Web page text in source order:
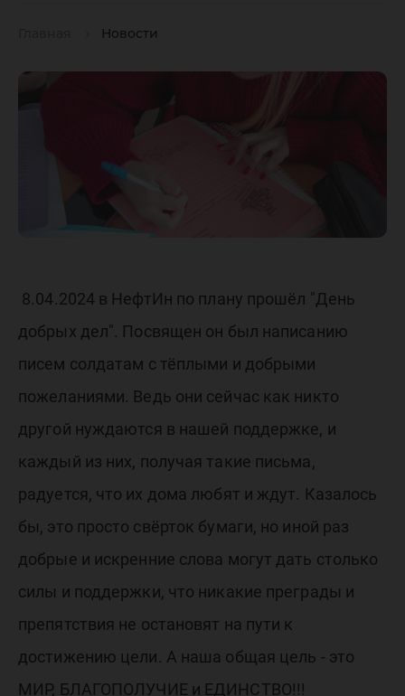
Новости
8.04.2024 в НефтИн по плану прошёл "День
добрых дел". Посвящен он был написанию
писем солдатам с тёплыми и добрыми
пожеланиями. Ведь они сейчас как никто
другой нуждаются в нашей поддержке, и
каждый из них, получая такие письма,
радуется, что их дома любят и ждут. Казалось
бы, это просто свёрток бумаги, но иной раз
добрые и искренние слова могут дать столько
силы и поддержки, что никакие преграды и
препятствия не остановят на пути к
достижению цели. А наша общая цель - это
МИР, БЛАГОПОЛУЧИЕ и ЕДИНСТВО!!!